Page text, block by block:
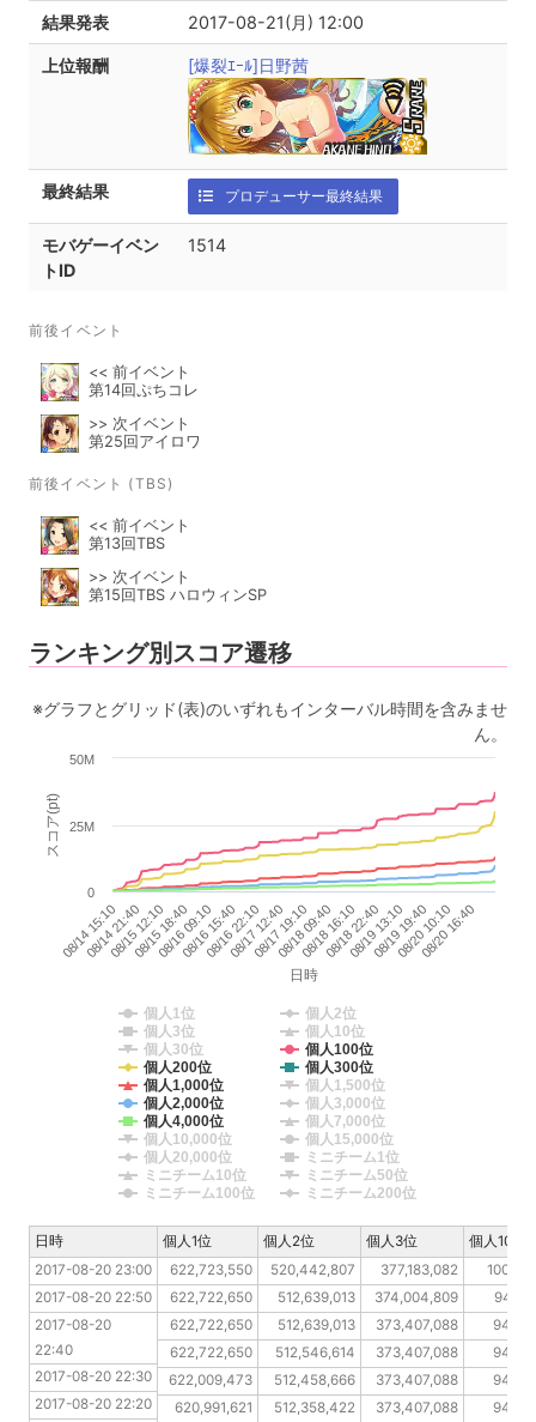
結果発表 2017-08-21(月) 12:00
上位報酬 [爆裂ｴｰﾙ]日野茜
最終結果 プロデューサー最終結果
モバゲーイベン
トID
1514
前後イベント
<< 前イベント
第14回ぷちコレ
>> 次イベント
第25回アイロワ
前後イベント (TBS)
<< 前イベント
第13回TBS
>> 次イベント
第15回TBS ハロウィンSP
ランキング別スコア遷移
※グラフとグリッド(表)のいずれもインターバル時間を含みませ
ん。
日時
スコア(pt)
08/14 15:10
08/14 21:40
08/15 12:10
08/15 18:40
08/16 09:10
08/16 15:40
08/16 22:10
08/17 12:40
08/17 19:10
08/18 09:40
08/18 16:10
08/18 22:40
08/19 13:10
08/19 19:40
08/20 10:10
08/20 16:40
0
25M
50M
個人1位
個人2位
個人3位
個人10位
個人30位
個人100位
個人200位
個人300位
個人1,000位
個人1,500位
個人2,000位
個人3,000位
個人4,000位
個人7,000位
個人10,000位
個人15,000位
個人20,000位
ミニチーム1位
ミニチーム10位
ミニチーム50位
ミニチーム100位
ミニチーム200位
2017-08-20 23:00 622,723,550 520,442,807 377,183,082
2017-08-20 22:50
622,722,650 512,639,013 374,004,809
2017-08-20 22:40
622,722,650 512,639,013 373,407,088
2017-08-20 22:30
622,722,650 512,546,614 373,407,088
2017-08-20 22:20
622,009,473 512,458,666 373,407,088
2017-08-20 22:10
620,991,621 512,358,422 373,407,088
日時 個人1位 個人2位 個人3位
個人10位
2017-08-20 23:00
2017-08-20 22:50
2017-08-20
22:40
2017-08-20 22:30
2017-08-20 22:20
日時